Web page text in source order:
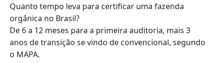
Quanto tempo leva para certificar uma fazenda
orgânica no Brasil?
De 6 a 12 meses para a primeira auditoria, mais 3
anos de transição se vindo de convencional, segundo
o MAPA.